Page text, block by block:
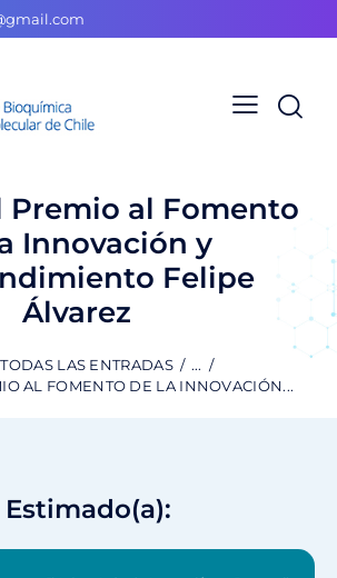
Premio al Fomento
Innovación y
Felipe
Álvarez
TODAS LAS ENTRADAS
...
AL FOMENTO DE LA INNOVACIÓN...
Estimado(a):